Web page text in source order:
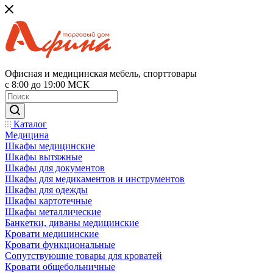
Офисная и медицинская мебель, спорттовары
с 8:00 до 19:00 МСК
Каталог
Медицина
Шкафы медицинские
Шкафы вытяжные
Шкафы для документов
Шкафы для медикаментов и инструментов
Шкафы для одежды
Шкафы картотечные
Шкафы металлические
Банкетки, диваны медицинские
Кровати медицинские
Кровати функциональные
Сопутствующие товары для кроватей
Кровати общебольничные